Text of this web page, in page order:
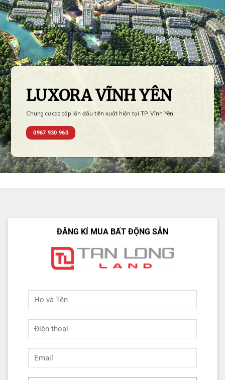
LUXORA VĨNH YÊN
Chung cư cao cấp lần đầu tiên xuất hiện tại TP. Vĩnh Yên
0967 930 960
ĐĂNG KÍ MUA BẤT ĐỘNG SẢN